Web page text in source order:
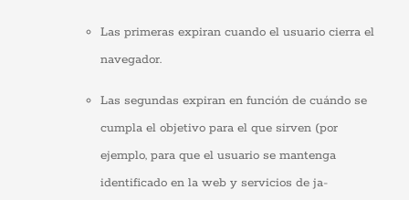
Las primeras expiran cuando el usuario cierra el
navegador.
Las segundas expiran en función de cuándo se
cumpla el objetivo para el que sirven (por
ejemplo, para que el usuario se mantenga
identificado en la web y servicios de ja-
Experiencia
funcionalidades